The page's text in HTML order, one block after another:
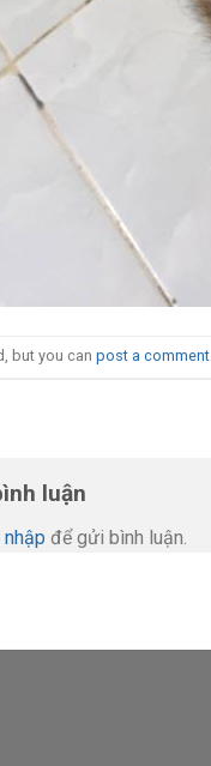
but you can post a comment
luận
để gửi bình luận.